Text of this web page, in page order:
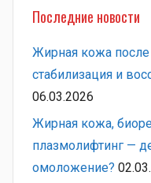
Последние новости
Жирная кожа после
стабилизация и
06.03.2026
Жирная кожа,
плазмолифтинг —
омоложение?